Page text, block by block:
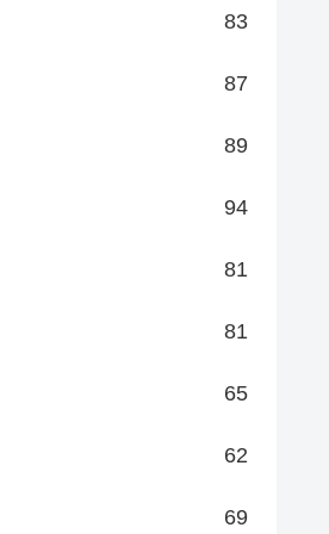
83
87
89
94
81
81
65
62
69